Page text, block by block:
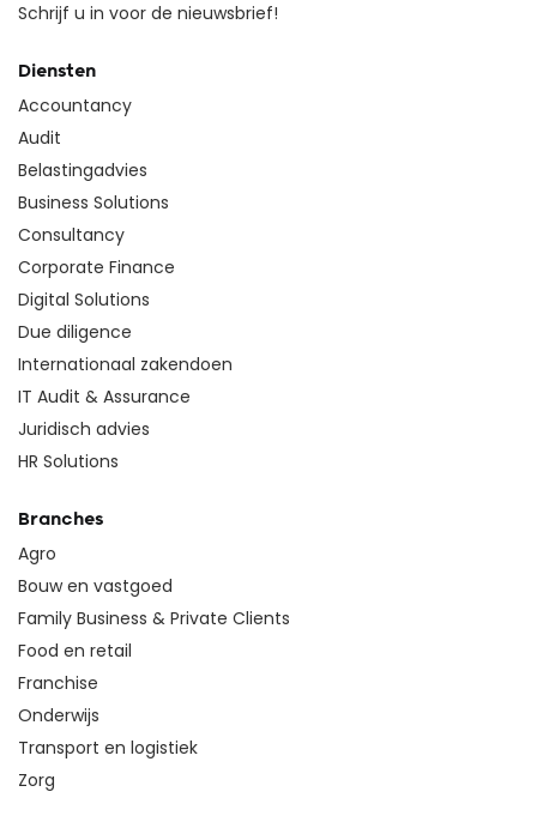
Schrijf u in voor de nieuwsbrief!
Diensten
Accountancy
Audit
Belastingadvies
Business Solutions
Consultancy
Corporate Finance
Digital Solutions
Due diligence
Internationaal zakendoen
IT Audit & Assurance
Juridisch advies
HR Solutions
Branches
Agro
Bouw en vastgoed
Family Business & Private Clients
Food en retail
Franchise
Onderwijs
Transport en logistiek
Zorg